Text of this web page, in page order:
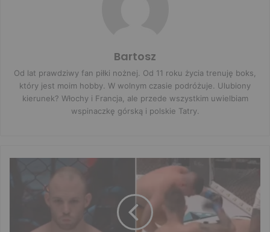
Bartosz
Od lat prawdziwy fan piłki nożnej. Od 11 roku życia trenuję boks,
który jest moim hobby. W wolnym czasie podróżuje. Ulubiony
kierunek? Włochy i Francja, ale przede wszystkim uwielbiam
wspinaczkę górską i polskie Tatry.